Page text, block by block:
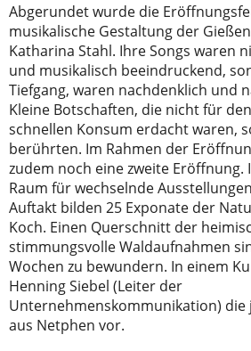
Abgerundet wurde die
musikalische Gestaltung der
Katharina Stahl. Ihre Songs waren
und musikalisch beeindruckend,
Tiefgang, waren nachdenklich und
Kleine Botschaften, die nicht für
schnellen Konsum erdacht waren,
berührten. Im Rahmen der
zudem noch eine zweite Eröffnung.
Raum für wechselnde
Auftakt bilden 25 Exponate der
Koch. Einen Querschnitt der
stimmungsvolle Waldaufnahmen
Wochen zu bewundern. In einem
Henning Siebel (Leiter der
Unternehmenskommunikation) die
aus Netphen vor.